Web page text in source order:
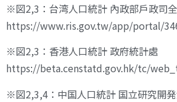
※図2,3：台湾人口統計 內政部戶政司
https://www.ris.gov.tw/app/portal/
※図2,3：香港人口統計 政府統計處
https://beta.censtatd.gov.hk/tc/
※図2,3,4：中国人口統計 国立研究開